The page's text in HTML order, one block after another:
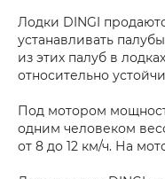
Лодки DINGI
устанавливать
из этих палуб в
относительно
Под мотором
одним человеком
от 8 до 12 км/ч. На